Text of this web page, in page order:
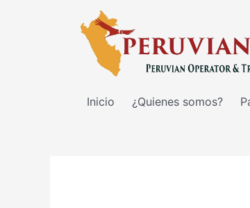
Inicio ¿Quienes somos?